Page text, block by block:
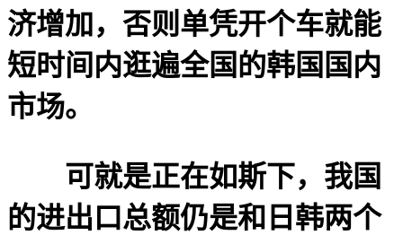
济增加，否则单凭开个车就能
短时间内逛遍全国的韩国国内
市场。
可就是正在如斯下，我国
的进出口总额仍是和日韩两个